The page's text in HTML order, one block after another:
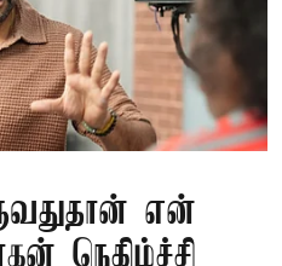
என்
நெகிழ்ச்சி